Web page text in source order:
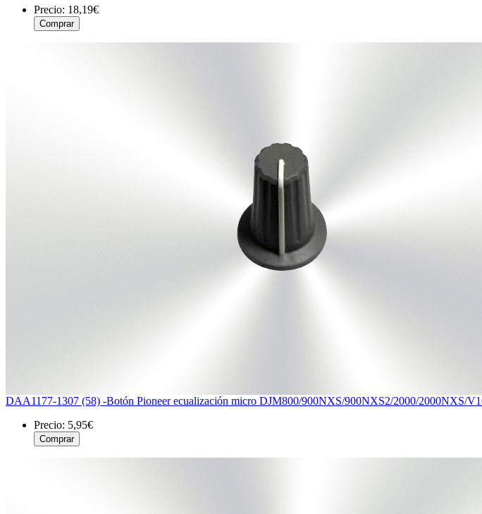
Precio: 18,19€
DAA1177-1307 (58) -Botón Pioneer ecualización micro DJM800/900NXS/900NXS2/2000/2000NXS/
Precio: 5,95€